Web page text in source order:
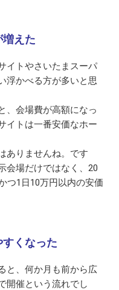
えた
イトやさいたまスーパ
浮かべる方が多いと思
、会場費が高額になっ
イトは一番安価なホー
ありませんね。です
会場だけではなく、20
つ1日10万円以内の安価
くなった
と、何か月も前から広
開催という流れでし